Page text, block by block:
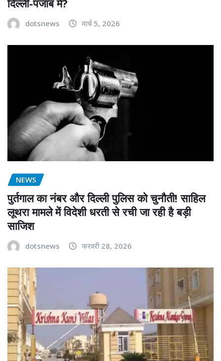
दिल्ली-पंजाब में?
dotsnews मार्च 5, 2026
NEWS
पुर्तगाल का नंबर और दिल्ली पुलिस को चुनौती! साहिल
लूथरा मामले में विदेशी धरती से रची जा रही है बड़ी
साजिश
dotsnews फरवरी 28, 2026